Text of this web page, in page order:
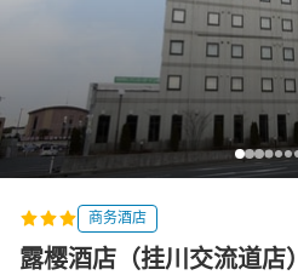
商务酒店
露樱酒店（挂川交流道店）